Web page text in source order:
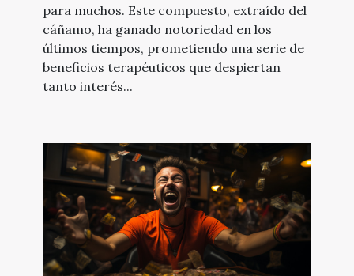
para muchos. Este compuesto, extraído del
cáñamo, ha ganado notoriedad en los
últimos tiempos, prometiendo una serie de
beneficios terapéuticos que despiertan
tanto interés...